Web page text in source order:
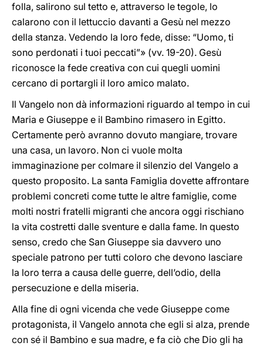
folla, salirono sul tetto e, attraverso le tegole, lo
calarono con il lettuccio davanti a Gesù nel mezzo
della stanza. Vedendo la loro fede, disse: “Uomo, ti
sono perdonati i tuoi peccati”» (vv. 19-20). Gesù
riconosce la fede creativa con cui quegli uomini
cercano di portargli il loro amico malato.
Il Vangelo non dà informazioni riguardo al tempo in cui
Maria e Giuseppe e il Bambino rimasero in Egitto.
Certamente però avranno dovuto mangiare, trovare
una casa, un lavoro. Non ci vuole molta
immaginazione per colmare il silenzio del Vangelo a
questo proposito. La santa Famiglia dovette affrontare
problemi concreti come tutte le altre famiglie, come
molti nostri fratelli migranti che ancora oggi rischiano
la vita costretti dalle sventure e dalla fame. In questo
senso, credo che San Giuseppe sia davvero uno
speciale patrono per tutti coloro che devono lasciare
la loro terra a causa delle guerre, dell’odio, della
persecuzione e della miseria.
Alla fine di ogni vicenda che vede Giuseppe come
protagonista, il Vangelo annota che egli si alza, prende
con sé il Bambino e sua madre, e fa ciò che Dio gli ha